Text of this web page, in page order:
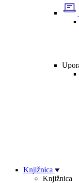
Knjižnica
Knjižnica